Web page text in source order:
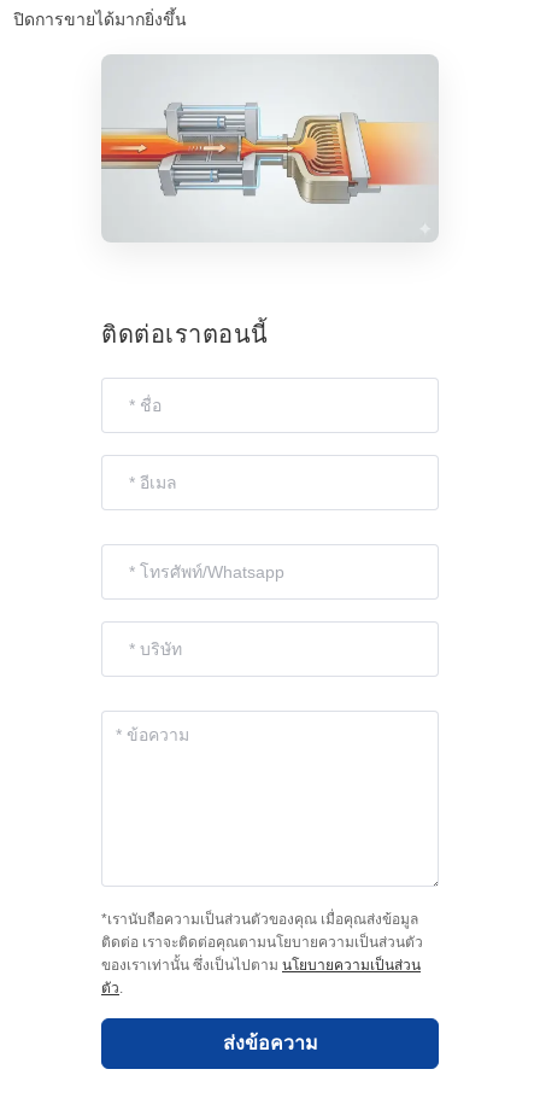
ปิดการขายได้มากยิ่งขึ้น
ติดต่อเราตอนนี้
*เรานับถือความเป็นส่วนตัวของคุณ เมื่อคุณส่งข้อมูล
ติดต่อ เราจะติดต่อคุณตามนโยบายความเป็นส่วนตัว
ของเราเท่านั้น ซึ่งเป็นไปตาม นโยบายความเป็นส่วน
ตัว.
ส่งข้อความ